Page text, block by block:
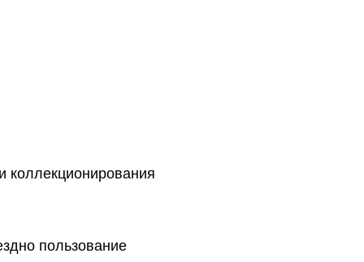
коллекционирования
пользование